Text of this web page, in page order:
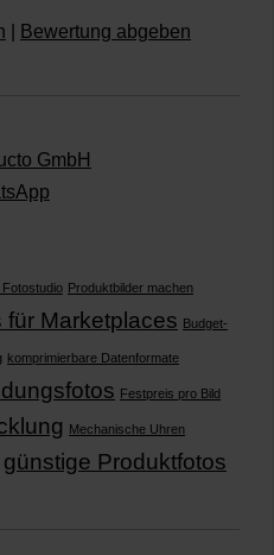
Bewertung abgeben
Fotostudio Produktbilder machen
für Marketplaces Budget-
komprimierbare Datenformate
Festpreis pro Bild
Mechanische Uhren
günstige Produktfotos